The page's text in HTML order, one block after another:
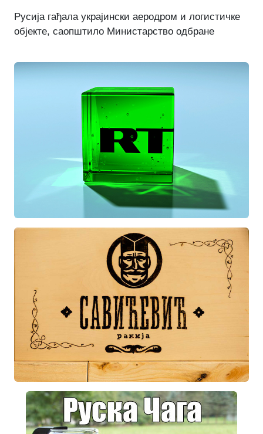
Русија гађала украјински аеродром и логистичке
објекте, саопштило Министарство одбране